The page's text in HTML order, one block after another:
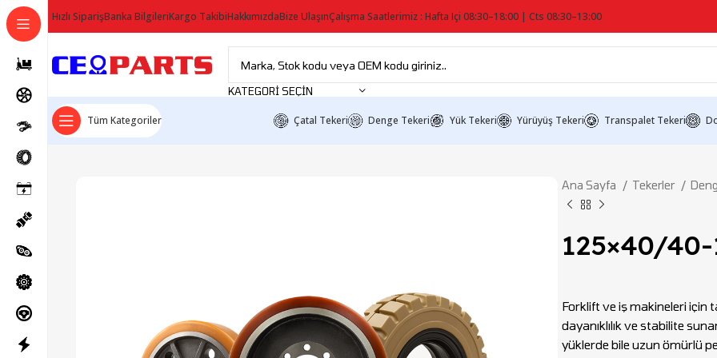
Hızlı SiparişBanka BilgileriKargo TakibiHakkımızdaBize UlaşınÇalışma Saatlerimiz : Hafta Içi 08:30–18:00 | Cts 08:30–13:00
KATEGORI SEÇIN
Tüm Kategoriler Çatal Tekeri Denge Tekeri Yük Tekeri Yürüyüş Tekeri Transpalet Tekeri
Ana Sayfa Tekerler
125×40/
Forklift ve iş makineleri için
dayanıklılık ve stabilite
yüklerde bile uzun ömürlü